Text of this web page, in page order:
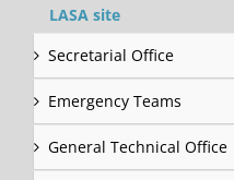
LASA site
Secretarial Office
Emergency Teams
General Technical Office